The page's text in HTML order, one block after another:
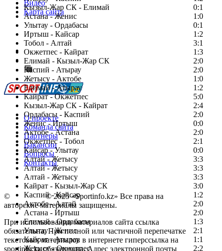
Кызыл-Жар СК - Елимай
0:1
Астана - Женис
1:0
Улытау - Ордабасы
0:1
Иртыш - Кайсар
1:2
Тобол - Алтай
3:1
Окжетпес - Кайрат
1:3
Елимай - Кызыл-Жар СК
2:0
Каспий - Атырау
2:0
Жетысу - Актобе
1:0
Елимай - Атырау
1:2
Кайрат - Окжетпес
5:0
Кызыл-Жар СК - Кайрат
2:4
Ордабасы - Каспий
2:0
Женис - Иртыш
0:0
Актобе - Астана
2:0
Окжетпес - Тобол
2:1
Кайсар - Улытау
0:0
Алтай - Жетысу
3:3
Алтай - Жетысу
3:3
Алтай - Жетысу
3:3
Кайрат - Кызыл-Жар СК
3:0
Каспий - Кайсар
1:2
Актобе - Алтай
2:0
Астана - Иртыш
2:0
Елимай - Ордабасы
1:3
Улытау - Женис
2:1
Кайрат - Атырау
1:1
Жетысу - Окжетпес
2:2
Видео
Карта сайта
Есть идея?
Сообщить о мероприятии
Перейти на старый сайт
О проекте
Команда сайта
Партнеры
Вакансии
Вопросы
Контакты
© Copyright© 2025 «Sportinfo.kz» Все права на
авторские материалы защищены.
При использовании материалов сайта ссылка
обязательна. При полной или частичной перепечатке
текстовых материалов в интернете гиперссылка на
sportinfo.kz обязательна. Адрес электронной почты